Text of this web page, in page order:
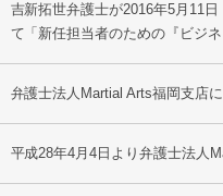
吉新拓世弁護士が2016年5月11
て「新任担当者のための『ビジ
弁護士法人Martial Arts福岡支店
平成28年4月4日より弁護士法人